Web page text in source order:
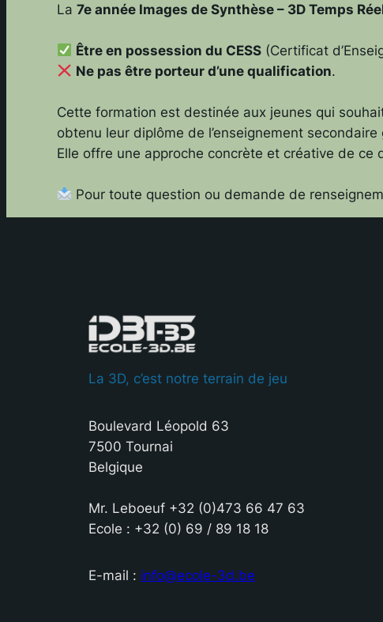
La 7e année Images de Synthèse – 3D Temps
Être en possession du CESS (Certificat
Ne pas être porteur d’une qualification.
Cette formation est destinée aux jeunes qui
obtenu leur diplôme de l’enseignement
Elle offre une approche concrète et créative de ce
Pour toute question ou demande de
La 3D, c’est notre terrain de jeu
Boulevard Léopold 63
7500 Tournai
Belgique
Mr. Leboeuf +32 (0)473 66 47 63
Ecole : +32 (0) 69 / 89 18 18
E-mail : info@ecole-3d.be